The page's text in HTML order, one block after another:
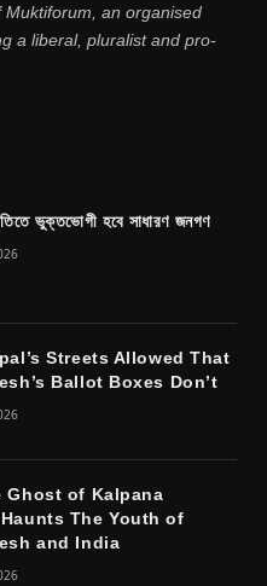
an organised
a liberal, pluralist and pro-
ভুক্তভোগী হবে সাধারণ জনগণ
Streets Allowed That
Ballot Boxes Don’t
Ghost of Kalpana
The Youth of
and India